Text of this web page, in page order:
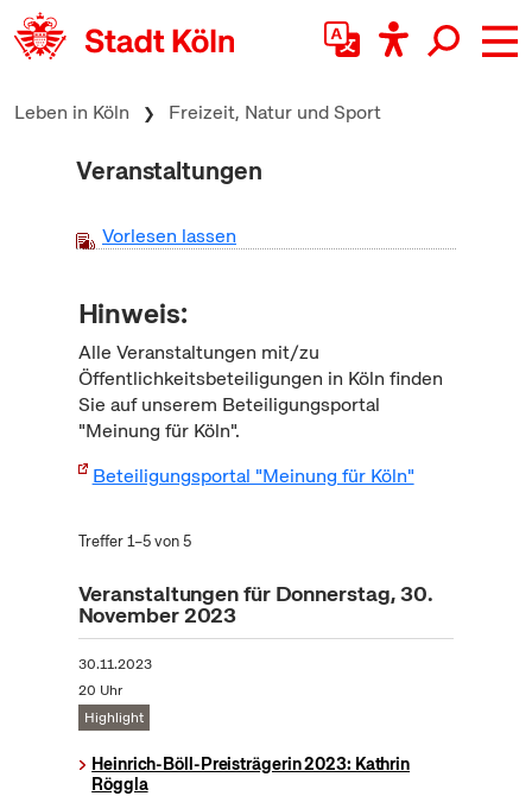
zum Inhalt springen
Leben in Köln Freizeit, Natur und Sport
Veranstaltungen
Vorlesen lassen
Hinweis:
Alle Veranstaltungen mit/zu
Öffentlichkeitsbeteiligungen in Köln finden
Sie auf unserem Beteiligungsportal
"Meinung für Köln".
Beteiligungsportal "Meinung für Köln"
Treffer 1–5 von 5
Veranstaltungen für Donnerstag, 30.
November 2023
30.11.2023
20 Uhr
Highlight
Heinrich-Böll-Preisträgerin 2023: Kathrin
Röggla